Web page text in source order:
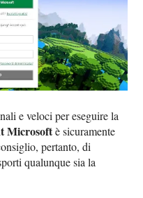
e veloci per eseguire la
Microsoftè sicuramente
pertanto, di
qualunque sia la